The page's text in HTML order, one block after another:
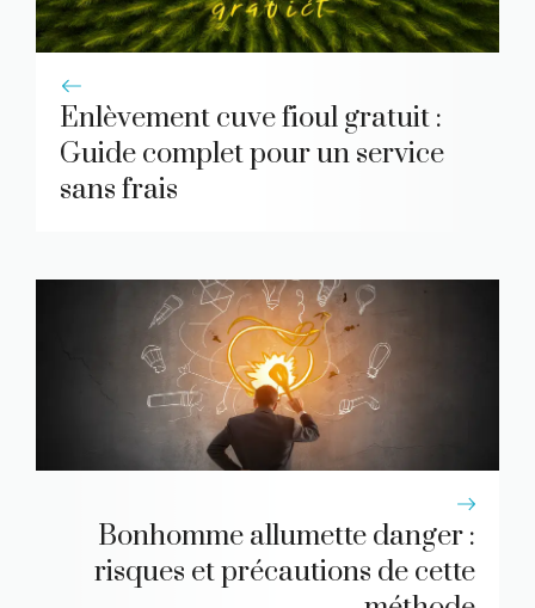
Enlèvement cuve fioul gratuit :
Guide complet pour un service
sans frais
Bonhomme allumette danger :
risques et précautions de cette